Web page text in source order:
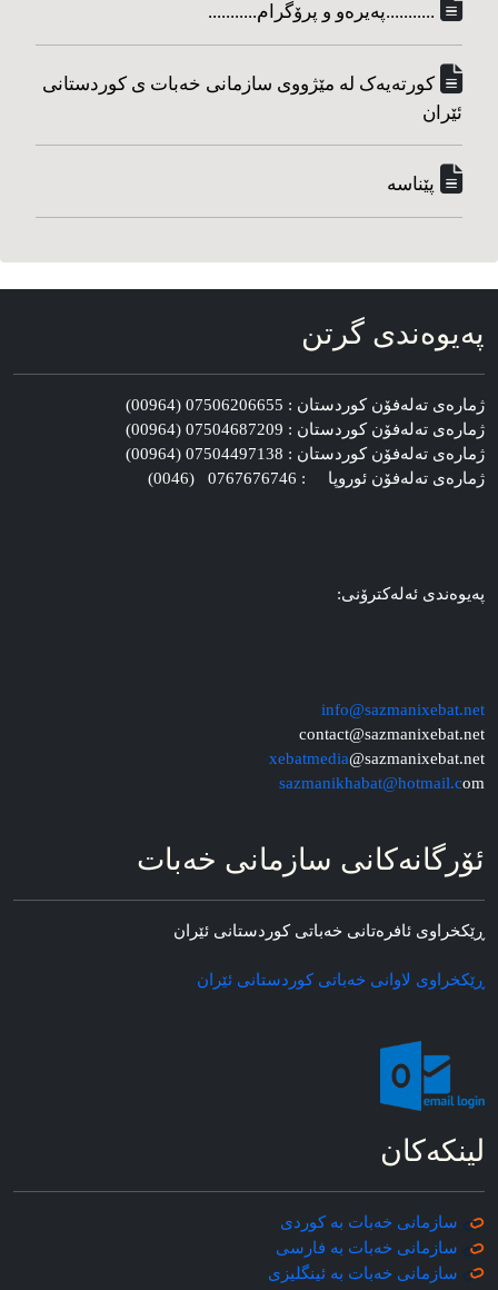
...........په‌یره‌و و پرۆگرام...........
کورته‌یه‌ک له مێژووی سازمانی خه‌بات ی کوردستانی
ئێران
پێناسه‌
په‌یوه‌ندی گرتن
ژماره‌ی ته‌له‌فۆن کوردستان : 07506206655 (00964)
ژماره‌ی ته‌له‌فۆن کوردستان : 07504687209 (00964)
ژماره‌ی ته‌له‌فۆن کوردستان : 07504497138 (00964)
ژماره‌ی ته‌له‌فۆن ئوروپا : 0767676746 (0046)
په‌یوه‌ندی ئه‌له‌کترۆنی:
info@sazmanixebat.net
contact@sazmanixebat.net
xebatmedia@sazmanixebat.net
sazmanikhabat@hotmail.com
ئۆرگانه‌کانی سازمانی خه‌بات
ڕێکخراوی ئافره‌تانی خه‌باتی کوردستانی ئێران
ڕێکخراوی لاوانی خه‌باتی کوردستانی ئێران
لینکه‌کان
سازمانی خه‌بات به کوردی
سازمانی خه‌بات به فارسی
سازمانی خه‌بات به ئینگلیزی